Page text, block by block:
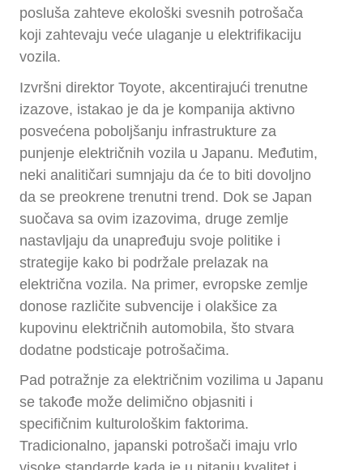
posluša zahteve ekološki svesnih potrošača
koji zahtevaju veće ulaganje u elektrifikaciju
vozila.
Izvršni direktor Toyote, akcentirajući trenutne
izazove, istakao je da je kompanija aktivno
posvećena poboljšanju infrastrukture za
punjenje električnih vozila u Japanu. Međutim,
neki analitičari sumnjaju da će to biti dovoljno
da se preokrene trenutni trend. Dok se Japan
suočava sa ovim izazovima, druge zemlje
nastavljaju da unapređuju svoje politike i
strategije kako bi podržale prelazak na
električna vozila. Na primer, evropske zemlje
donose različite subvencije i olakšice za
kupovinu električnih automobila, što stvara
dodatne podsticaje potrošačima.
Pad potražnje za električnim vozilima u Japanu
se takođe može delimično objasniti i
specifičnim kulturološkim faktorima.
Tradicionalno, japanski potrošači imaju vrlo